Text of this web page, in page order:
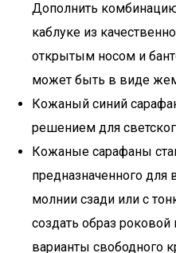
Дополнить
каблуке из
открытым носом и
может быть в виде
Кожаный синий
решением для
Кожаные сарафаны
предназначенного
молнии сзади или с
создать образ
варианты свободного